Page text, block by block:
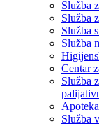
Služba
Služba
Služba
Služba
Centar
Služba
Služba